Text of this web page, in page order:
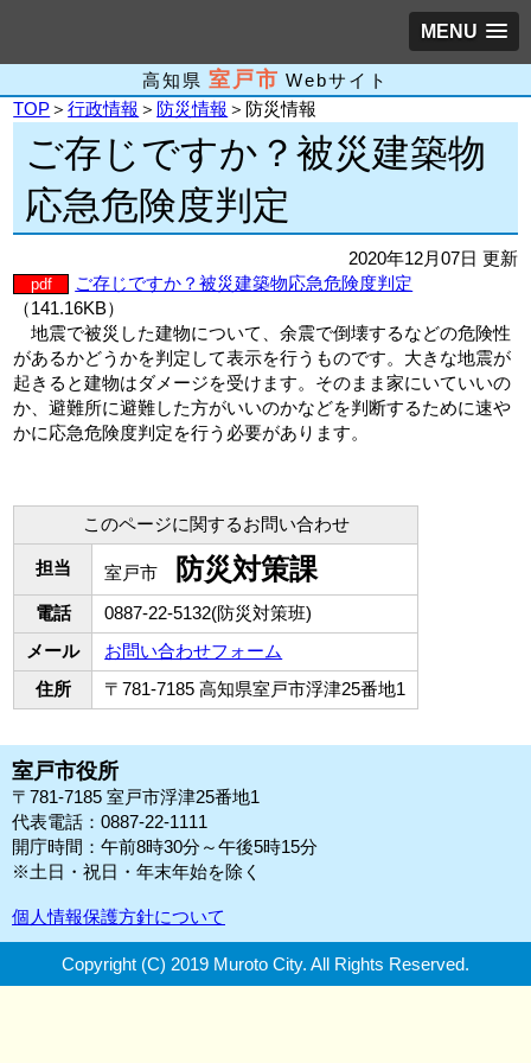
MENU
高知県 室戸市 Webサイト
TOP＞行政情報 ＞ 防災情報 ＞防災情報
ご存じですか？被災建築物
応急危険度判定
2020年12月07日 更新
pdf
ご存じですか？被災建築物応急危険度判定
（141.16KB）
地震で被災した建物について、余震で倒壊するなどの危険性
があるかどうかを判定して表示を行うものです。大きな地震が
起きると建物はダメージを受けます。そのまま家にいていいの
か、避難所に避難した方がいいのかなどを判断するために速や
かに応急危険度判定を行う必要があります。
このページに関するお問い合わせ
担当 室戸市 防災対策課
電話
0887-22-5132(防災対策班)
メール
お問い合わせフォーム
住所
〒781-7185 高知県室戸市浮津25番地1
室戸市役所
〒781-7185 室戸市浮津25番地1
代表電話：0887-22-1111
開庁時間：午前8時30分～午後5時15分
※土日・祝日・年末年始を除く
個人情報保護方針について
Copyright (C) 2019 Muroto City. All Rights Reserved.